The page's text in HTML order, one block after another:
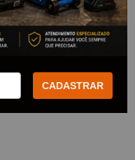
Direção do
CADASTRAR